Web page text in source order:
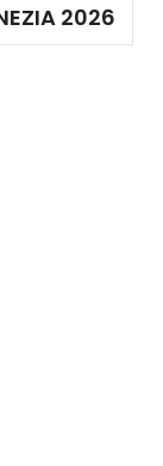
2026